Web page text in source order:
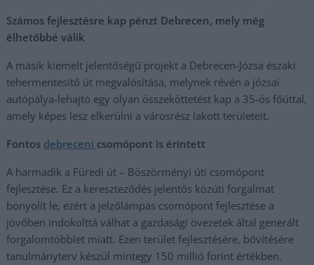
Számos fejlesztésre kap pénzt Debrecen, mely még
élhetőbbé válik
A másik kiemelt jelentőségű projekt a Debrecen-Józsa északi
tehermentesítő út megvalósítása, melynek révén a józsai
autópálya-lehajtó egy olyan összeköttetést kap a 35-ös főúttal,
amely képes lesz elkerülni a városrész lakott területeit.
Fontos debreceni csomópont is érintett
A harmadik a Füredi út – Böszörményi úti csomópont
fejlesztése. Ez a kereszteződés jelentős közúti forgalmat
bonyolít le, ezért a jelzőlámpás csomópont fejlesztése a
jövőben indokolttá válhat a gazdasági övezetek által generált
forgalomtöbblet miatt. Ezen terület fejlesztésére, bővítésére
tanulmányterv készül mintegy 150 millió forint értékben.